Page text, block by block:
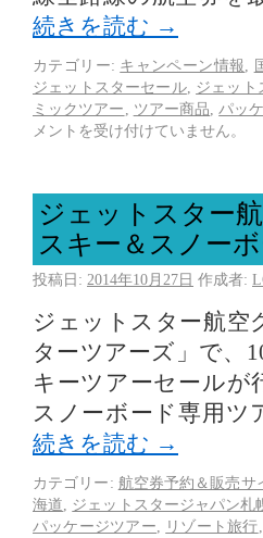
続きを読む →
カテゴリー: キャンペーン情報
ジェットスターセール, ジェット
ミックツアー
ツアー商品 パッ
メントを受け付けていません。
ジェットスター
スキー＆スノー
投稿日: 2014年10月27日 作成者:
ジェットスター航空
ターツアーズ」で、
キーツアーセールが
スノーボード専用ツ
続きを読む →
カテゴリー: 航空券予約＆販売サ
海道
ジェットスタージャパン札
パッケージツアー
リゾート旅行